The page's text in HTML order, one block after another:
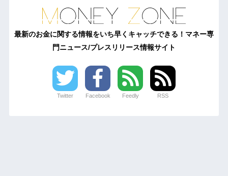
最新のお金に関する情報をいち早くキャッチできる！マネー専
門ニュース/プレスリリース情報サイト
Twitter Facebook Feedly RSS